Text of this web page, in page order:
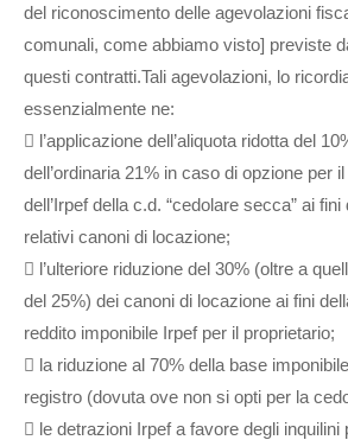
del riconoscimento delle agevolazioni
comunali, come abbiamo visto] previste
questi contratti.Tali agevolazioni, lo
essenzialmente ne:
 l’applicazione dell’aliquota ridotta del
dell’ordinaria 21% in caso di opzione per
dell’Irpef della c.d. “cedolare secca” ai
relativi canoni di locazione;
 l’ulteriore riduzione del 30% (oltre a
del 25%) dei canoni di locazione ai fini
reddito imponibile Irpef per il proprietario;
 la riduzione al 70% della base
registro (dovuta ove non si opti per la
 le detrazioni Irpef a favore degli inquilini